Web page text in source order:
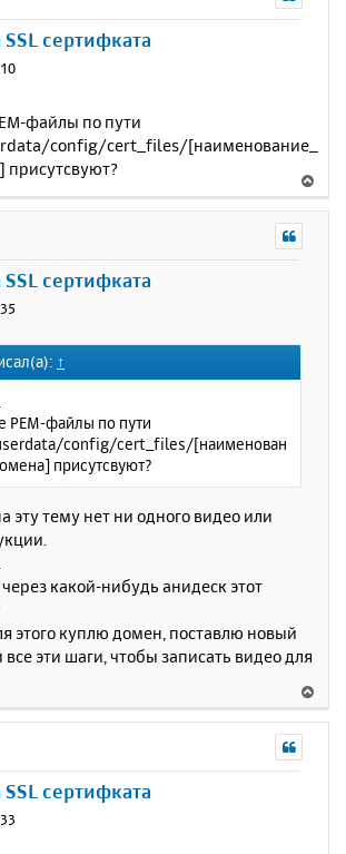
н
ч
а
SSL сертифката
файлы по пути
config/cert_files/[наименование_
присутсвуют?
е
SSL сертифката
↑
PEM-файлы по пути
config/cert_files/[наименован
присутсвуют?
эту тему нет ни одного видео или
какой-нибудь анидеск этот
этого куплю домен, поставлю новый
эти шаги, чтобы записать видео для
е
SSL сертифката